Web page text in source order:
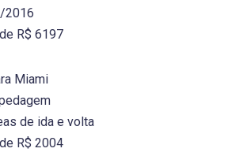
2016
R$ 6197
Miami
de ida e volta
R$ 2004